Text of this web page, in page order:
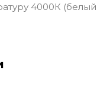
4000К (белый